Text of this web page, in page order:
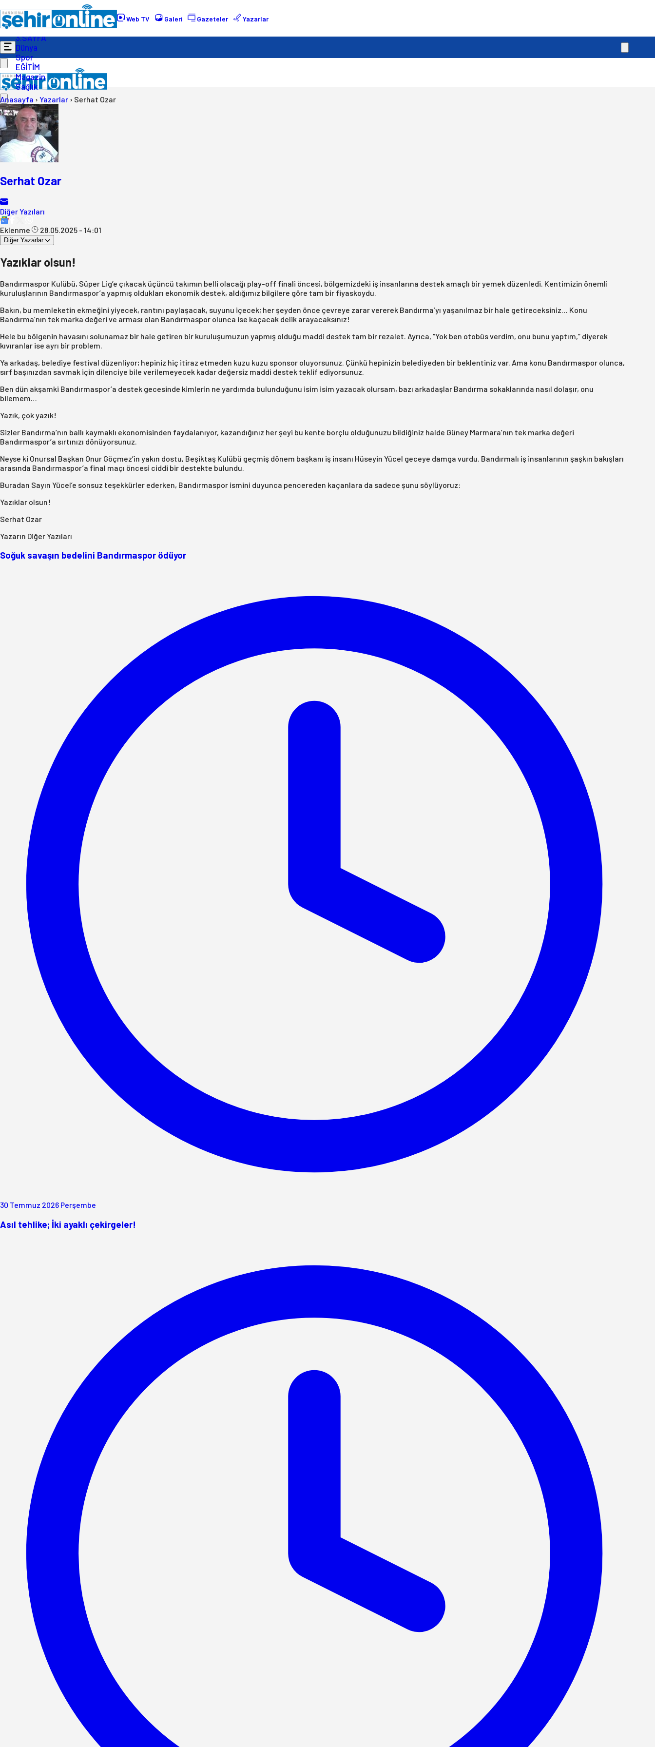
Web TV Galeri Gazeteler Yazarlar
Gündem
Ekonomi
Politika
3.SAYFA
Dünya
Spor
EĞİTİM
Magazin
Sağlık
Anasayfa › Yazarlar › Serhat Ozar
Serhat Ozar
Diğer Yazıları
Eklenme
28.05.2025 - 14:01
Diğer Yazarlar
Yazıklar olsun!
Bandırmaspor Kulübü, Süper Lig’e çıkacak üçüncü takımın belli olacağı play-off finali öncesi, bölgemizdeki iş insanlarına destek amaçlı bir yemek düzenledi. Kentimizin önemli
kuruluşlarının Bandırmaspor’a yapmış oldukları ekonomik destek, aldığımız bilgilere göre tam bir fiyaskoydu.
Bakın, bu memleketin ekmeğini yiyecek, rantını paylaşacak, suyunu içecek; her şeyden önce çevreye zarar vererek Bandırma’yı yaşanılmaz bir hale getireceksiniz… Konu
Bandırma’nın tek marka değeri ve arması olan Bandırmaspor olunca ise kaçacak delik arayacaksınız!
Hele bu bölgenin havasını solunamaz bir hale getiren bir kuruluşumuzun yapmış olduğu maddi destek tam bir rezalet. Ayrıca, “Yok ben otobüs verdim, onu bunu yaptım,” diyerek
kıvıranlar ise ayrı bir problem.
Ya arkadaş, belediye festival düzenliyor; hepiniz hiç itiraz etmeden kuzu kuzu sponsor oluyorsunuz. Çünkü hepinizin belediyeden bir beklentiniz var. Ama konu Bandırmaspor olunca,
sırf başınızdan savmak için dilenciye bile verilemeyecek kadar değersiz maddi destek teklif ediyorsunuz.
Ben dün akşamki Bandırmaspor’a destek gecesinde kimlerin ne yardımda bulunduğunu isim isim yazacak olursam, bazı arkadaşlar Bandırma sokaklarında nasıl dolaşır, onu
bilemem…
Yazık, çok yazık!
Sizler Bandırma’nın ballı kaymaklı ekonomisinden faydalanıyor, kazandığınız her şeyi bu kente borçlu olduğunuzu bildiğiniz halde Güney Marmara’nın tek marka değeri
Bandırmaspor’a sırtınızı dönüyorsunuz.
Neyse ki Onursal Başkan Onur Göçmez’in yakın dostu, Beşiktaş Kulübü geçmiş dönem başkanı iş insanı Hüseyin Yücel geceye damga vurdu. Bandırmalı iş insanlarının şaşkın bakışları
arasında Bandırmaspor’a final maçı öncesi ciddi bir destekte bulundu.
Buradan Sayın Yücel’e sonsuz teşekkürler ederken, Bandırmaspor ismini duyunca pencereden kaçanlara da sadece şunu söylüyoruz:
Yazıklar olsun!
Serhat Ozar
Yazarın Diğer Yazıları
Soğuk savaşın bedelini Bandırmaspor ödüyor
30 Temmuz 2026 Perşembe
Asıl tehlike; İki ayaklı çekirgeler!